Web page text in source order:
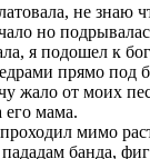
не знаю
но
я подошел к
прямо под
жало от моих
его мама.
проходил мимо
пададам банда, фиг